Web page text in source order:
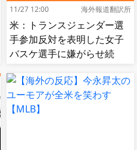
11/27 12:00 海外報道翻訳所
米：トランスジェンダー選
手参加反対を表明した女子
バスケ選手に嫌がらせ続
肘鉄を顔面に食らう[海外の
反応]